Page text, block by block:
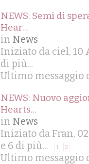
NEWS: Semi di
Hear...
in News
Iniziato da ciel, 10
di più...
Ultimo messaggio
NEWS: Nuovo
Hearts...
in News
Iniziato da Fran,
e 6 di più...
1 2
Ultimo messaggio